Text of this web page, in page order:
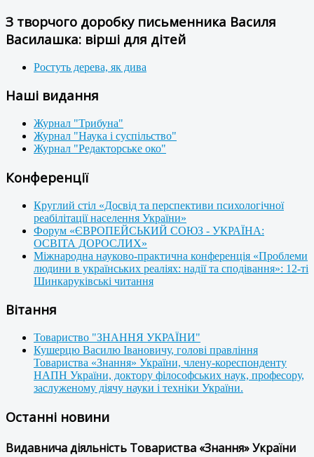
З творчого доробку письменника Василя
Василашка: вірші для дітей
Ростуть дерева, як дива
Наші видання
Журнал "Трибуна"
Журнал "Наука і суспільство"
Журнал "Редакторське око"
Конференції
Круглий стіл «Досвід та перспективи психологічної
реабілітації населення України»
Форум «ЄВРОПЕЙСЬКИЙ СОЮЗ - УКРАЇНА:
ОСВІТА ДОРОСЛИХ»
Міжнародна науково-практична конференція «Проблеми
людини в українських реаліях: надії та сподівання»: 12-ті
Шинкаруківські читання
Вітання
Товариство "ЗНАННЯ УКРАЇНИ"
Кушерцю Василю Івановичу, голові правління
Товариства «Знання» України, члену-кореспонденту
НАПН України, доктору філософських наук, професору,
заслуженому діячу науки і техніки України.
Останні новини
Видавнича діяльність Товариства «Знання» України